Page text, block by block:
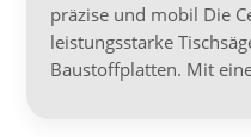
präzise und mobil Die
leistungsstarke
Baustoffplatten. Mit